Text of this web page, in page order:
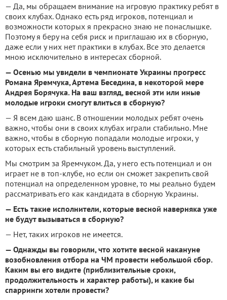
— Да, мы обращаем внимание на игровую практику ребят в
своих клубах. Однако есть ряд игроков, потенциал и
возможности которых я прекрасно знаю не понаслышке.
Поэтому я беру на себя риск и приглашаю их в сборную,
даже если у них нет практики в клубах. Все это делается
мною исключительно в интересах сборной.
— Осенью мы увидели в чемпионате Украины прогресс
Романа Яремчука, Артема Беседина, в некоторой мере
Андрея Борячука. На ваш взгляд, весной эти или иные
молодые игроки смогут влиться в сборную?
— Я всем даю шанс. В отношении молодых ребят очень
важно, чтобы они в своих клубах играли стабильно. Мне
важно, чтобы в сборную попадали молодые игроки, у
которых есть стабильный уровень выступлений.
Мы смотрим за Яремчуком. Да, у него есть потенциал и он
играет не в топ-клубе, но если он сможет закрепить свой
потенциал на определенном уровне, то мы реально будем
рассматривать его как кандидата в сборную Украины.
— Есть такие исполнители, которые весной наверняка уже
не будут вызываться в сборную?
— Нет, таких игроков не имеется.
— Однажды вы говорили, что хотите весной накануне
возобновления отбора на ЧМ провести небольшой сбор.
Каким вы его видите (приблизительные сроки,
продолжительность и характер работы), и какие бы
спарринги хотели провести?